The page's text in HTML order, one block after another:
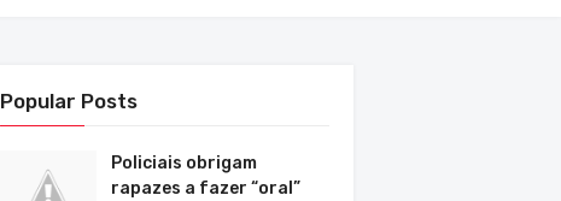
Popular Posts
Policiais obrigam
rapazes a fazer “oral”